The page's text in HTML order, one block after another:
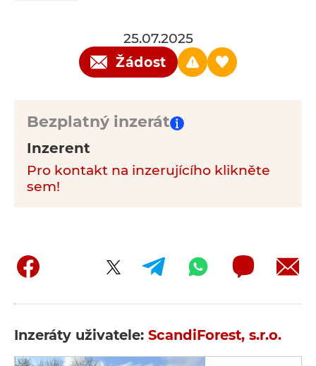
25.07.2025
Žádost
Bezplatný inzerát
Inzerent
Pro kontakt na inzerujícího klikněte
sem!
Inzeráty uživatele: ScandiForest, s.r.o.